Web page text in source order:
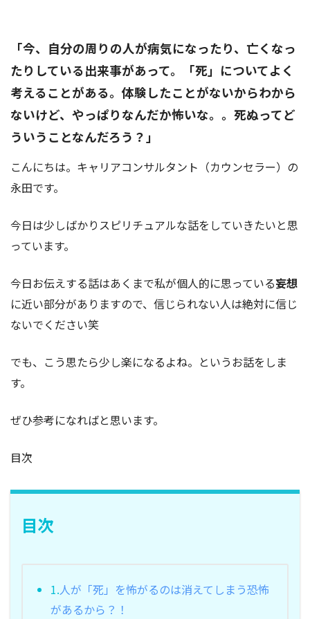
「今、自分の周りの人が病気になったり、亡くなっ
たりしている出来事があって。「死」についてよく
考えることがある。体験したことがないからわから
ないけど、やっぱりなんだか怖いな。。死ぬってど
ういうことなんだろう？」
こんにちは。キャリアコンサルタント（カウンセラー）の
永田です。
今日は少しばかりスピリチュアルな話をしていきたいと思
っています。
今日お伝えする話はあくまで私が個人的に思っている妄想
に近い部分がありますので、信じられない人は絶対に信じ
ないでください笑
でも、こう思たら少し楽になるよね。というお話をしま
す。
ぜひ参考になればと思います。
目次
目次
1.人が「死」を怖がるのは消えてしまう恐怖
があるから？！